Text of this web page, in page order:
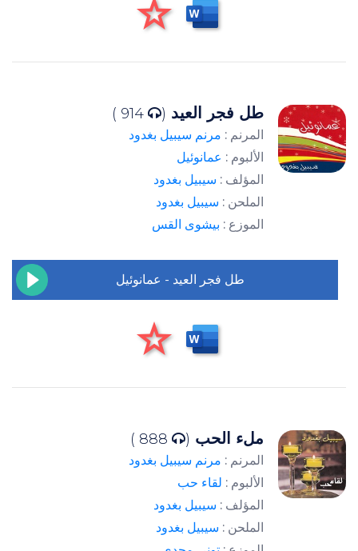
طل فجر العيد (
المرنم : مرنم سيبيل بغدود
الألبوم : عمانوئيل
المؤلف : سيبيل بغدود
الملحن : سيبيل بغدود
الموزع : بيشوى القس
طل فجر العيد - عمانوئيل
ملء الحب (
المرنم : مرنم سيبيل بغدود
الألبوم : لقاء حب
المؤلف : سيبيل بغدود
الملحن : سيبيل بغدود